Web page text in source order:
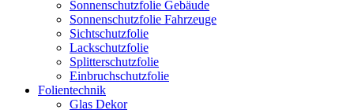
Sonnenschutzfolie Gebäude
Sonnenschutzfolie Fahrzeuge
Sichtschutzfolie
Lackschutzfolie
Splitterschutzfolie
Einbruchschutzfolie
Folientechnik
Glas Dekor